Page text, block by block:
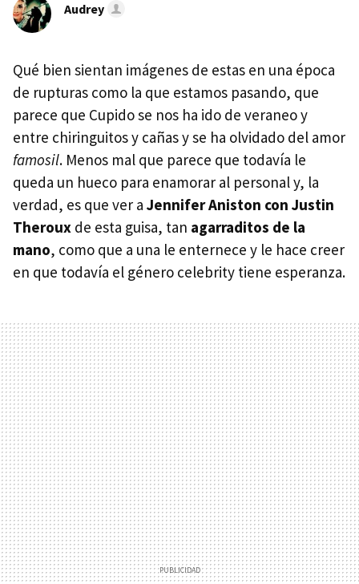
Audrey
Qué bien sientan imágenes de estas en una época
de rupturas como la que estamos pasando, que
parece que Cupido se nos ha ido de veraneo y
entre chiringuitos y cañas y se ha olvidado del amor
famosil. Menos mal que parece que todavía le
queda un hueco para enamorar al personal y, la
verdad, es que ver a Jennifer Aniston con Justin
Theroux de esta guisa, tan agarraditos de la
mano, como que a una le enternece y le hace creer
en que todavía el género celebrity tiene esperanza.